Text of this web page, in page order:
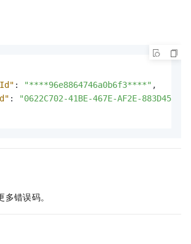
: "****96e8864746a0b6f3****" ,
:
"0622C702-41BE-467E-AF2E-
多错误码。